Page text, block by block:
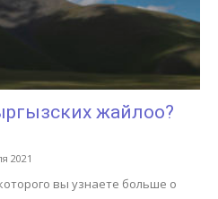
жайлоо?
2021
вы узнаете больше о